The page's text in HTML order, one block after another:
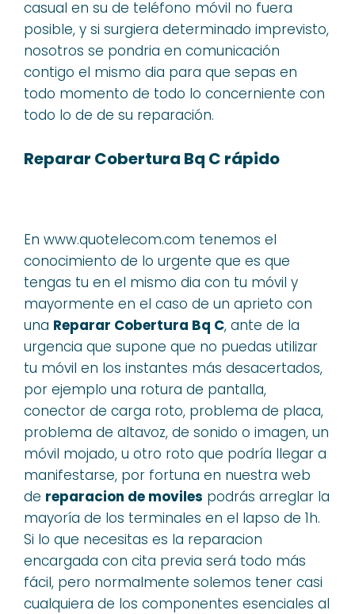
casual en su de teléfono móvil no fuera
posible, y si surgiera determinado imprevisto,
nosotros se pondria en comunicación
contigo el mismo dia para que sepas en
todo momento de todo lo concerniente con
todo lo de de su reparación.
Reparar Cobertura Bq C rápido
En www.quotelecom.com tenemos el
conocimiento de lo urgente que es que
tengas tu en el mismo dia con tu móvil y
mayormente en el caso de un aprieto con
una Reparar Cobertura Bq C, ante de la
urgencia que supone que no puedas utilizar
tu móvil en los instantes más desacertados,
por ejemplo una rotura de pantalla,
conector de carga roto, problema de placa,
problema de altavoz, de sonido o imagen, un
móvil mojado, u otro roto que podría llegar a
manifestarse, por fortuna en nuestra web
de reparacion de moviles podrás arreglar la
mayoría de los terminales en el lapso de 1h.
Si lo que necesitas es la reparacion
encargada con cita previa será todo más
fácil, pero normalmente solemos tener casi
cualquiera de los componentes esenciales al